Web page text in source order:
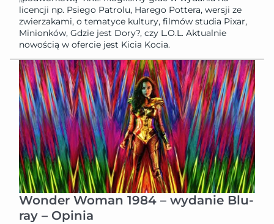
licencji np. Psiego Patrolu, Harego Pottera, wersji ze
zwierzakami, o tematyce kultury, filmów studia Pixar,
Minionków, Gdzie jest Dory?, czy L.O.L. Aktualnie
nowością w ofercie jest Kicia Kocia.
Wonder Woman 1984 – wydanie Blu-
ray – Opinia